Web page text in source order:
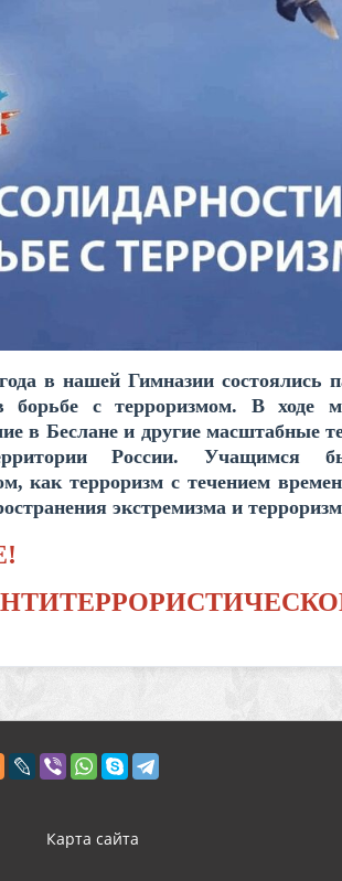
в нашей Гимназии
с терроризмом. В ходе
в Беслане и другие масштабные
России. Учащимся
как терроризм с течением
экстремизма и
Карта сайта